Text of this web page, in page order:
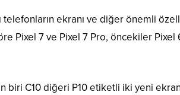
telefonların ekranı ve diğer önemli
Pixel 7 ve Pixel 7 Pro, öncekiler
biri C10 diğeri P10 etiketli iki yeni